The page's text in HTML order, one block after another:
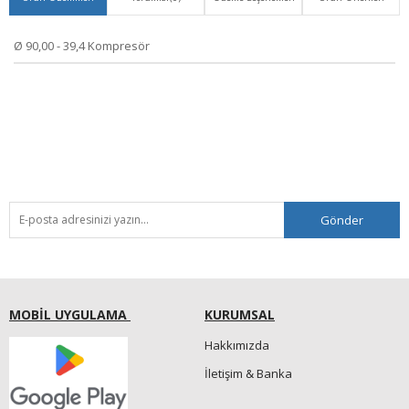
Ø 90,00 - 39,4 Kompresör
Gönder
MOBİL UYGULAMA KURUMSAL
Hakkımızda
İletişim & Banka